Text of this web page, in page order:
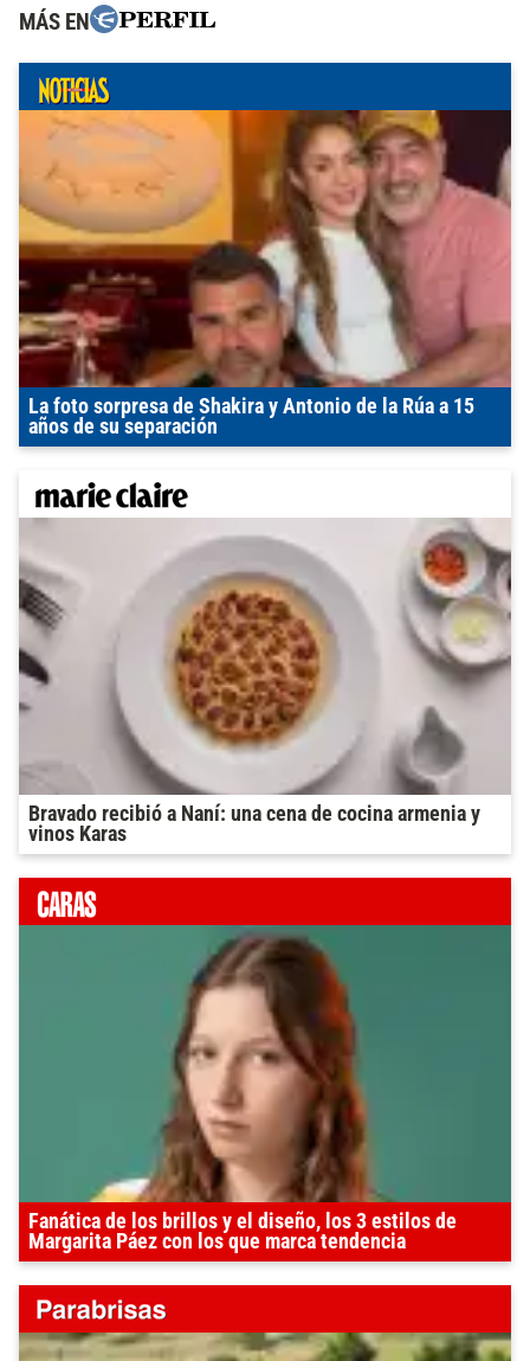
MÁS EN
La foto sorpresa de Shakira y Antonio de la Rúa a 15
años de su separación
Bravado recibió a Naní: una cena de cocina armenia y
vinos Karas
Fanática de los brillos y el diseño, los 3 estilos de
Margarita Páez con los que marca tendencia